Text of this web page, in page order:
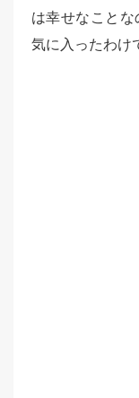
は幸せなことな
気に入ったわけ